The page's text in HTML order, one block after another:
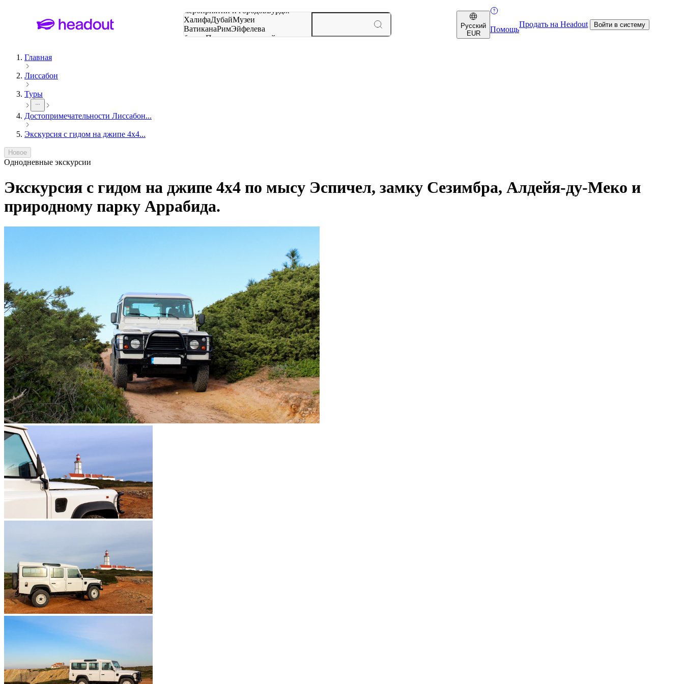
мероприятий и городовБурдж-
ХалифаДубайМузеи
ВатиканаРимЭйфелева
башняПарижмероприятий и
Русский
EUR
Помощь
Продать на Headout Войти в систему
Главная
Лиссабон
Туры
Достопримечательности Лиссабон...
Экскурсия с гидом на джипе 4х4...
Новое
Однодневные экскурсии
Экскурсия с гидом на джипе 4х4 по мысу Эспичел, замку Сезимбра, Алдейя-ду-Меко и
природному парку Аррабида.